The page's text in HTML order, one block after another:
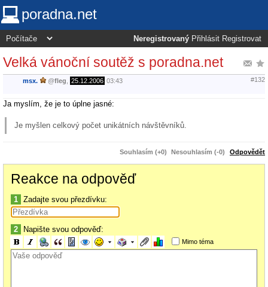
poradna.net
Neregistrovaný Přihlásit Registrovat
Velká vánoční soutěž s poradna.net
msx. @fleg 25.12.2006 03:43 #132
Ja myslím, že je to úplne jasné:
Je myšlen celkový počet unikátních návštěvníků.
Souhlasím (+0) Nesouhlasím (-0) Odpovědět
Reakce na odpověď
1 Zadajte svou přezdívku:
2 Napište svou odpověď:
Mimo téma